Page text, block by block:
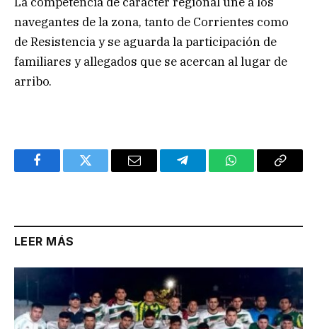
navegantes de la zona, tanto de Corrientes como
de Resistencia y se aguarda la participación de
familiares y allegados que se acercan al lugar de
arribo.
FacebookTwitter Email TelegramWhatsAppCopy
LEER MÁS